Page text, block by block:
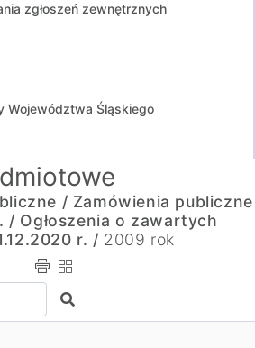
zgłoszeń zewnętrznych
Województwa Śląskiego
/ Zamówienia publiczne
/ Ogłoszenia o zawartych
r. / 2009 rok
Szukaj